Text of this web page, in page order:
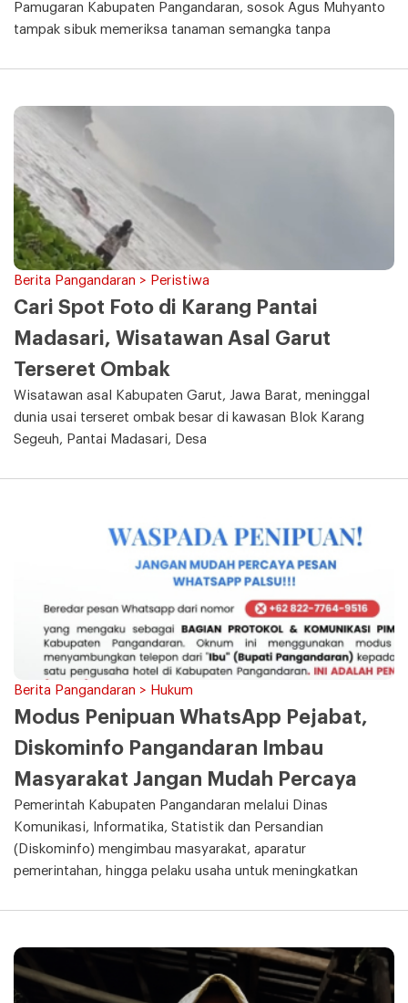
Pamugaran Kabupaten Pangandaran, sosok Agus Muhyanto
tampak sibuk memeriksa tanaman semangka tanpa
Berita Pangandaran > Peristiwa
Cari Spot Foto di Karang Pantai
Madasari, Wisatawan Asal Garut
Terseret Ombak
Wisatawan asal Kabupaten Garut, Jawa Barat, meninggal
dunia usai terseret ombak besar di kawasan Blok Karang
Segeuh, Pantai Madasari, Desa
Berita Pangandaran > Hukum
Modus Penipuan WhatsApp Pejabat,
Diskominfo Pangandaran Imbau
Masyarakat Jangan Mudah Percaya
Pemerintah Kabupaten Pangandaran melalui Dinas
Komunikasi, Informatika, Statistik dan Persandian
(Diskominfo) mengimbau masyarakat, aparatur
pemerintahan, hingga pelaku usaha untuk meningkatkan